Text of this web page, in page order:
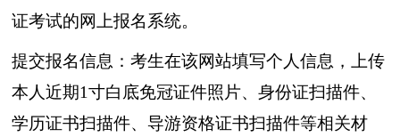
证考试的网上报名系统。
提交报名信息：考生在该网站填写个人信息，上传
本人近期1寸白底免冠证件照片、身份证扫描件、
学历证书扫描件、导游资格证书扫描件等相关材